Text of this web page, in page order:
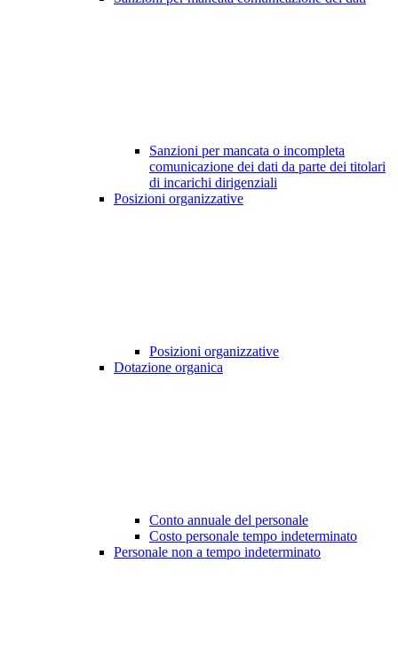
Sanzioni per mancata o incompleta
comunicazione dei dati da parte dei titolari
di incarichi dirigenziali
Posizioni organizzative
Posizioni organizzative
Dotazione organica
Conto annuale del personale
Costo personale tempo indeterminato
Personale non a tempo indeterminato